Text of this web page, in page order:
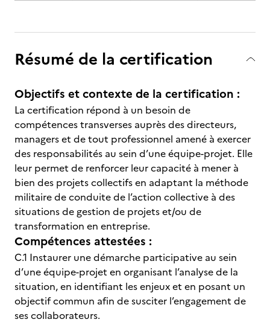
Résumé de la certification
Objectifs et contexte de la certification :
La certification répond à un besoin de
compétences transverses auprès des directeurs,
managers et de tout professionnel amené à exercer
des responsabilités au sein d’une équipe-projet. Elle
leur permet de renforcer leur capacité à mener à
bien des projets collectifs en adaptant la méthode
militaire de conduite de l’action collective à des
situations de gestion de projets et/ou de
transformation en entreprise.
Compétences attestées :
C.1 Instaurer une démarche participative au sein
d’une équipe-projet en organisant l’analyse de la
situation, en identifiant les enjeux et en posant un
objectif commun afin de susciter l’engagement de
ses collaborateurs.